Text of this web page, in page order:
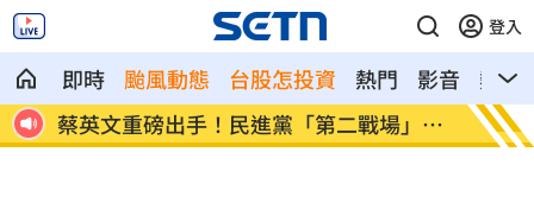
登入
即時 颱風動態 台股怎投資 熱門 影音
熱搜
成
吹冷氣30小時出事！女子全身抽搐送醫
政府
棄